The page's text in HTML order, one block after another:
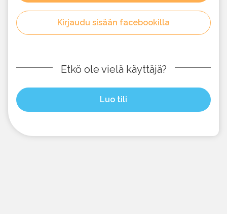
Kirjaudu sisään facebookilla
Etkö ole vielä käyttäjä?
Luo tili